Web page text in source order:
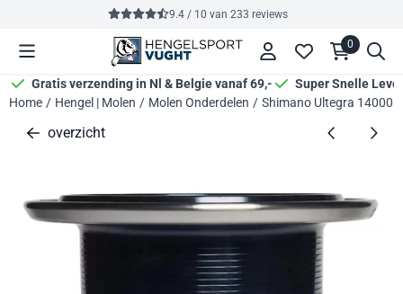
Cookievoorkeuren zijn momenteel gesloten.
9.4 / 10 van 233 reviews
0
Gratis verzending in Nl & Belgie vanaf 69,-
Super Snelle
Home / Hengel | Molen / Molen Onderdelen / Shimano Ultegra 14000
overzicht